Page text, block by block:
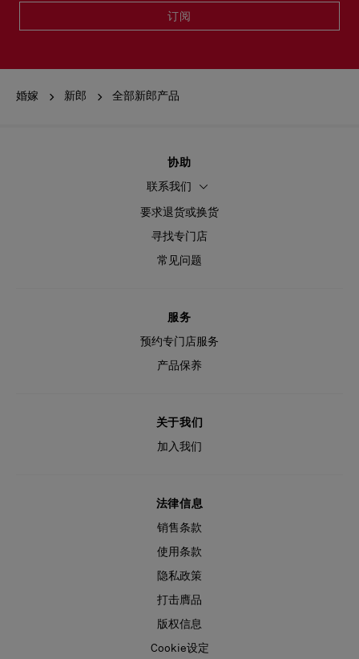
订阅
婚嫁 新郎 全部新郎产品
协助
联系我们
要求退货或换货
寻找专门店
常见问题
服务
预约专门店服务
产品保养
关于我们
加入我们
法律信息
销售条款
使用条款
隐私政策
打击膺品
版权信息
Cookie设定